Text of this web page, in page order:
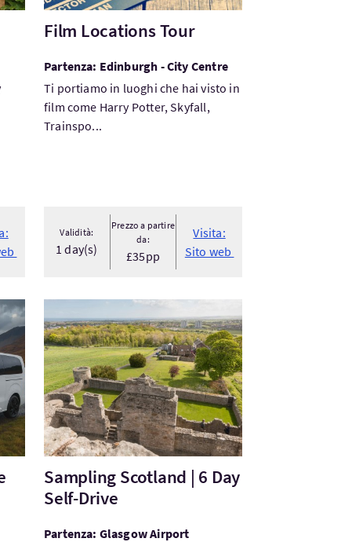
Film Locations Tour
Partenza: Edinburgh - City Centre
Ti portiamo in luoghi che hai visto in
film come Harry Potter, Skyfall,
Trainspo...
Validità:
1 day(s)
Prezzo a partire
da:
£35pp
Visita:
Sito web
Passengers Invergordon po...
Sampling Scotland | 6 Day
Self-Drive
Partenza: Glasgow Airport